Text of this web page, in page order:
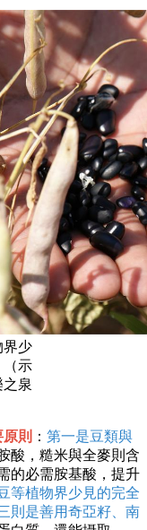
界少
（示
泉
則 ： 第一是豆類與
酸，糙米與全麥則含
的必需胺基酸，提升
等植物界少見的完全
則是善用奇亞籽、南